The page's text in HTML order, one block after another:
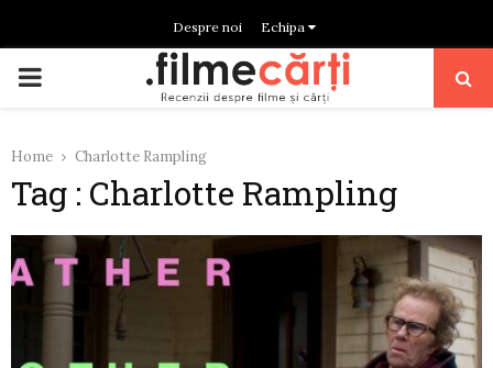
Despre noi Echipa
PRIMARY
Home Charlotte Rampling
Tag : Charlotte Rampling